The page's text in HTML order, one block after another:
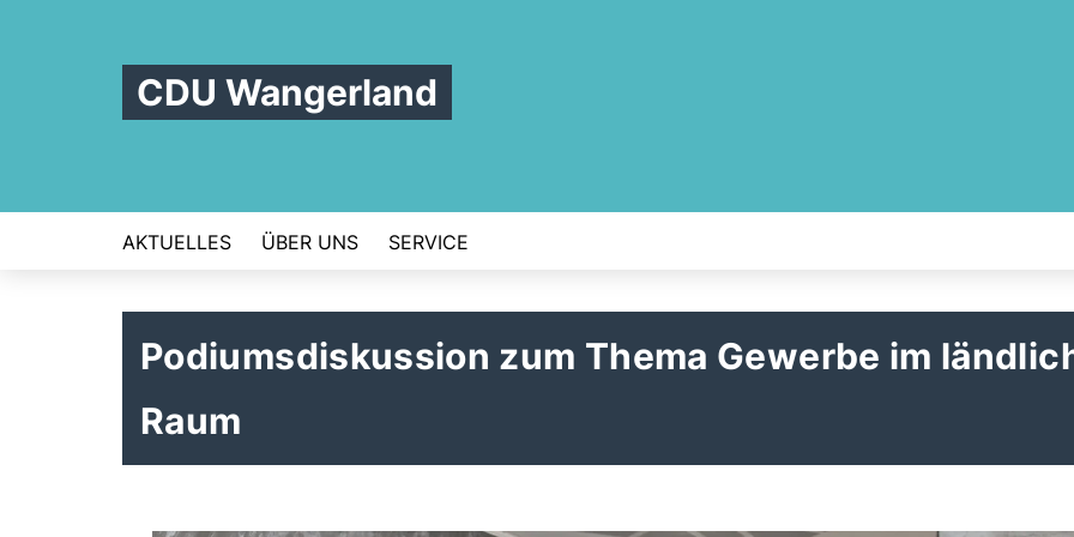
CDU Wangerland
AKTUELLES ÜBER UNS SERVICE
Podiumsdiskussion zum Thema Gewerbe im
Raum